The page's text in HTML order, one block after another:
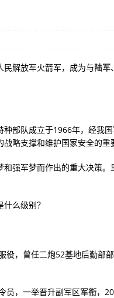
解放军火箭军，成为与陆军
部队成立于1966年，经我国
略支撑和维护国家安全的重
强军梦而作出的重大决策。
么级别？
役，曾任二炮52基地后勤部
员，一举晋升副军区军衔，